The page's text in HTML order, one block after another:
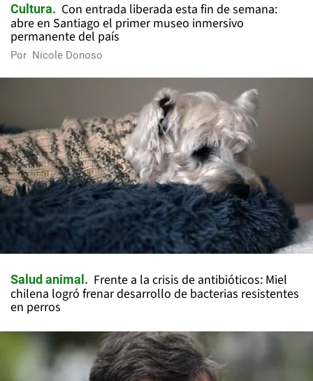
Cultura
Con entrada liberada esta fin de semana:
abre en Santiago el primer museo inmersivo
permanente del país
Por Nicole Donoso
Salud animal
Frente a la crisis de antibióticos: Miel
chilena logró frenar desarrollo de bacterias resistentes
en perros